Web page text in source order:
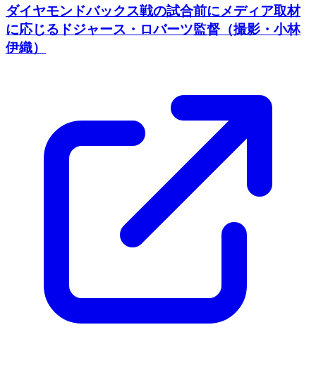
ダイヤモンドバックス戦の試合前にメディア取材
に応じるドジャース・ロバーツ監督（撮影・小林
伊織）